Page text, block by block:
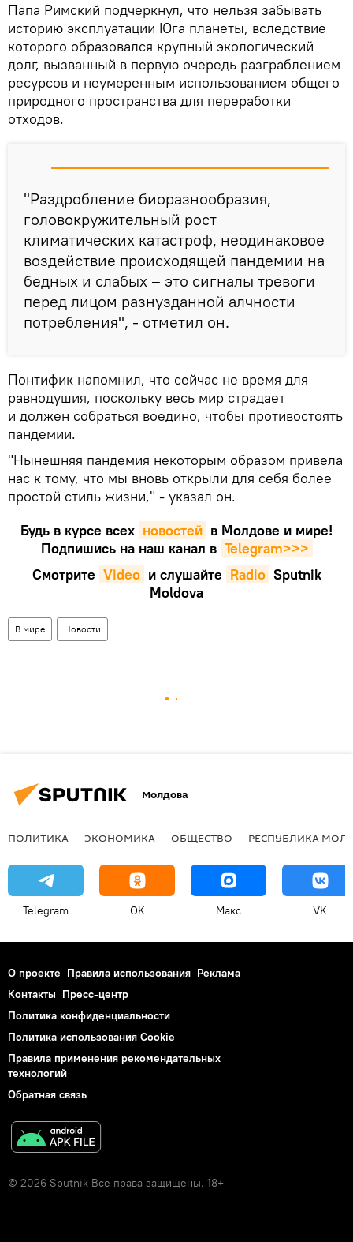
Папа Римский подчеркнул, что нельзя забывать
историю эксплуатации Юга планеты, вследствие
которого образовался крупный экологический
долг, вызванный в первую очередь разграблением
ресурсов и неумеренным использованием общего
природного пространства для переработки
отходов.
"Раздробление биоразнообразия,
головокружительный рост
климатических катастроф, неодинаковое
воздействие происходящей пандемии на
бедных и слабых – это сигналы тревоги
перед лицом разнузданной алчности
потребления", - отметил он.
Понтифик напомнил, что сейчас не время для
равнодушия, поскольку весь мир страдает
и должен собраться воедино, чтобы противостоять
пандемии.
"Нынешняя пандемия некоторым образом привела
нас к тому, что мы вновь открыли для себя более
простой стиль жизни," - указал он.
Будь в курсе всех новостей в Молдове и мире!
Подпишись на наш канал в Telegram>>>
Смотрите Video и слушайте Radio Sputnik
Moldova
В мире Новости
Молдова
ПОЛИТИКА ЭКОНОМИКА ОБЩЕСТВО РЕСПУБЛИКА
Telegram OK Макс VK
О проекте Правила использования Реклама
Контакты Пресс-центр
Политика конфиденциальности
Политика использования Cookie
Правила применения рекомендательных
технологий
Обратная связь
© 2026 Sputnik Все права защищены. 18+